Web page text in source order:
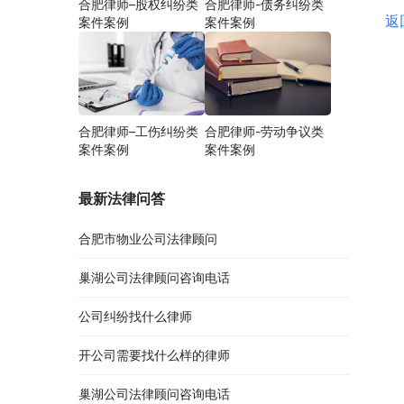
返
合肥律师–股权纠纷类
案件案例
合肥律师-债务纠纷类
案件案例
合肥律师–工伤纠纷类
案件案例
合肥律师-劳动争议类
案件案例
最新法律问答
合肥市物业公司法律顾问
巢湖公司法律顾问咨询电话
公司纠纷找什么律师
开公司需要找什么样的律师
巢湖公司法律顾问咨询电话